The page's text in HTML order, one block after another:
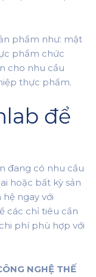
phẩm như: mật
phẩm chức
cho nhu cầu
thực phẩm.
để
đang có nhu cầu
hoặc bất kỳ sản
ngay với
các chỉ tiêu cần
phí phù hợp với
NGHỆ THẾ